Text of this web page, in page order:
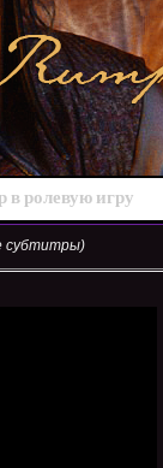
в ролевую игру
субтитры)